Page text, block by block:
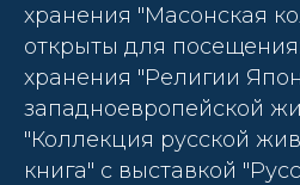
хранения "Масонская
открыты для
хранения "Религии
западноевропейской
"Коллекция русской
книга" с выставкой